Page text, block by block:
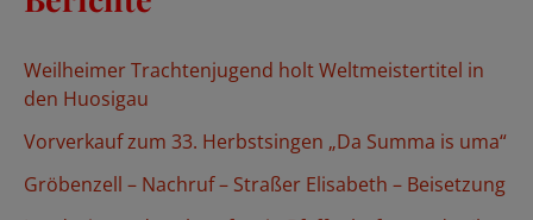
e
n
h
Weilheimer Trachtenjugend holt Weltmeistertitel in
den Huosigau
Vorverkauf zum 33. Herbstsingen „Da Summa is uma“
Gröbenzell – Nachruf – Straßer Elisabeth – Beisetzung